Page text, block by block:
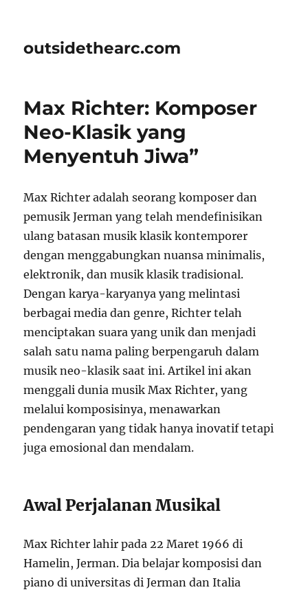
outsidethearc.com
Max Richter: Komposer
Neo-Klasik yang
Menyentuh Jiwa”
Max Richter adalah seorang komposer dan
pemusik Jerman yang telah mendefinisikan
ulang batasan musik klasik kontemporer
dengan menggabungkan nuansa minimalis,
elektronik, dan musik klasik tradisional.
Dengan karya-karyanya yang melintasi
berbagai media dan genre, Richter telah
menciptakan suara yang unik dan menjadi
salah satu nama paling berpengaruh dalam
musik neo-klasik saat ini. Artikel ini akan
menggali dunia musik Max Richter, yang
melalui komposisinya, menawarkan
pendengaran yang tidak hanya inovatif tetapi
juga emosional dan mendalam.
Awal Perjalanan Musikal
Max Richter lahir pada 22 Maret 1966 di
Hamelin, Jerman. Dia belajar komposisi dan
piano di universitas di Jerman dan Italia